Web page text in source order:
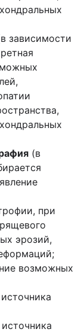
зависимости
(в
при
эрозий,
возможных